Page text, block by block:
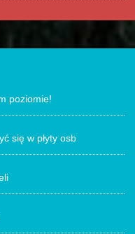
poziomie!
się w płyty osb